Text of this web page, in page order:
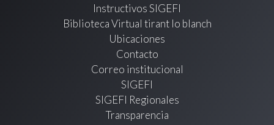
Instructivos SIGEFI
Biblioteca Virtual tirant lo blanch
Ubicaciones
Contacto
Correo institucional
SIGEFI
SIGEFI Regionales
Transparencia